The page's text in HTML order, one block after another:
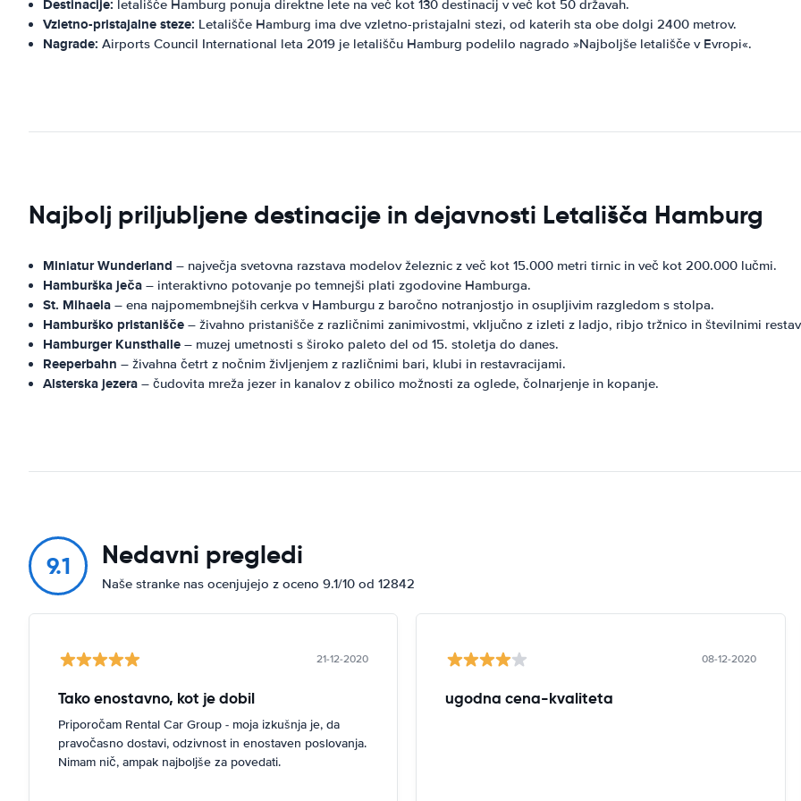
Destinacije: letališče Hamburg ponuja direktne lete na več kot 130 destinacij v več kot 50 državah.
Vzletno-pristajalne steze: Letališče Hamburg ima dve vzletno-pristajalni stezi, od katerih sta obe dolgi 2400 metrov.
Nagrade: Airports Council International leta 2019 je letališču Hamburg podelilo nagrado »Najboljše letališče v Evropi«.
Najbolj priljubljene destinacije in dejavnosti Letališča Hamburg
Miniatur Wunderland – največja svetovna razstava modelov železnic z več kot 15.000 metri tirnic in več kot 200.000 lučmi.
Hamburška ječa – interaktivno potovanje po temnejši plati zgodovine Hamburga.
St. Mihaela – ena najpomembnejših cerkva v Hamburgu z baročno notranjostjo in osupljivim razgledom s stolpa.
Hamburško pristanišče – živahno pristanišče z različnimi zanimivostmi, vključno z izleti z ladjo, ribjo tržnico in številnimi
Hamburger Kunsthalle – muzej umetnosti s široko paleto del od 15. stoletja do danes.
Reeperbahn – živahna četrt z nočnim življenjem z različnimi bari, klubi in restavracijami.
Alsterska jezera – čudovita mreža jezer in kanalov z obilico možnosti za oglede, čolnarjenje in kopanje.
9.1 Nedavni pregledi
Naše stranke nas ocenjujejo z oceno 9.1/10 od 12842
21-12-2020
Tako enostavno, kot je dobil
Priporočam Rental Car Group - moja izkušnja je, da
pravočasno dostavi, odzivnost in enostaven poslovanja.
Nimam nič, ampak najboljše za povedati.
08-12-2020
ugodna cena-kvaliteta